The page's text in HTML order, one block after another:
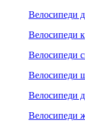
Велосипеди
Велосипеди
Велосипеди
Велосипеди
Велосипеди
Велосипеди